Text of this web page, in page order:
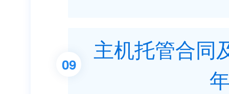
09
主机托管合同